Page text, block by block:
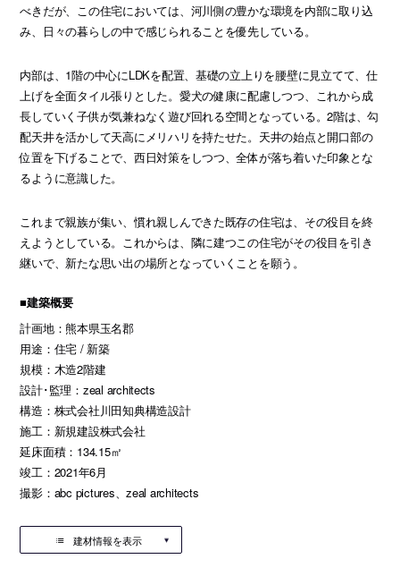
べきだが、この住宅においては、河川側の豊かな環境を内部に取り込
み、日々の暮らしの中で感じられることを優先している。
内部は、1階の中心にLDKを配置、基礎の立上りを腰壁に見立てて、仕
上げを全面タイル張りとした。愛犬の健康に配慮しつつ、これから成
長していく子供が気兼ねなく遊び回れる空間となっている。2階は、勾
配天井を活かして天高にメリハリを持たせた。天井の始点と開口部の
位置を下げることで、西日対策をしつつ、全体が落ち着いた印象とな
るように意識した。
これまで親族が集い、慣れ親しんできた既存の住宅は、その役目を終
えようとしている。これからは、隣に建つこの住宅がその役目を引き
継いで、新たな思い出の場所となっていくことを願う。
■建築概要
計画地：熊本県玉名郡
用途：住宅 / 新築
規模：木造2階建
設計･監理：zeal architects
構造：株式会社川田知典構造設計
施工：新規建設株式会社
延床面積：134.15㎡
竣工：2021年6月
撮影：abc pictures、zeal architects
建材情報を表示